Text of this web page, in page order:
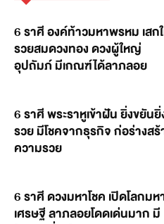
6 ราศี องค์ท้าวมหาพรหม เสก
รวยสมดวงทอง ดวงผู้ใหญ่
อุปถัมภ์ มีเกณฑ์ได้ลาภลอย
6 ราศี พระราหูเข้าฝัน ยิ่งขยันยิ่
รวย มีโชคจากธุรกิจ ก่อร่างสร้
ความรวย
6 ราศี ดวงมหาโชค เปิดโลกมห
เศรษฐี ลาภลอยโดดเด่นมาก มี